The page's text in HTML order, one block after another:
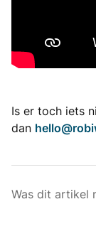
Is er toch iets
dan
Was dit artikel